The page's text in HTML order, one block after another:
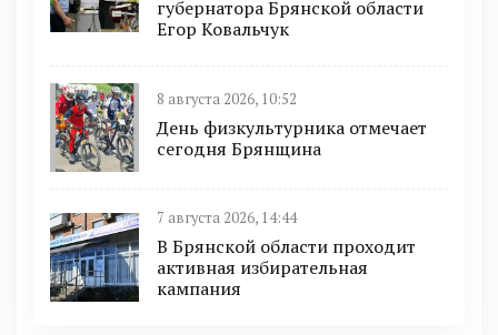
губернатора Брянской области
Егор Ковальчук
8 августа 2026, 10:52
День физкультурника отмечает
сегодня Брянщина
7 августа 2026, 14:44
В Брянской области проходит
активная избирательная
кампания